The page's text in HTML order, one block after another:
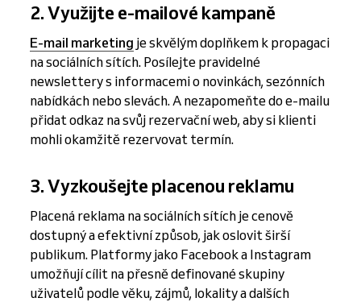
2. Využijte e-mailové kampaně
E-mail marketing je skvělým doplňkem k propagaci
na sociálních sítích. Posílejte pravidelné
newslettery s informacemi o novinkách, sezónních
nabídkách nebo slevách. A nezapomeňte do e-mailu
přidat odkaz na svůj rezervační web, aby si klienti
mohli okamžitě rezervovat termín.
3. Vyzkoušejte placenou reklamu
Placená reklama na sociálních sítích je cenově
dostupný a efektivní způsob, jak oslovit širší
publikum. Platformy jako Facebook a Instagram
umožňují cílit na přesně definované skupiny
uživatelů podle věku, zájmů, lokality a dalších